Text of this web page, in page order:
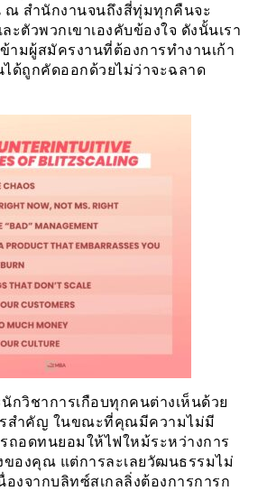
สำนักงานจนถึงสี่ทุ่มทุกคืนจะ
ะตัวพวกเขาเองคับข้องใจ ดังนั้นเรา
ามผู้สมัครงานที่ต้องการทำงานเก้า
ได้ถูกคัดออกด้วยไม่ว่าจะฉลาด
กวิชาการเกือบทุกคนต่างเห็นด้วย
สำคัญ ในขณะที่คุณมีความไม่มี
ถอดทนยอมให้ไฟใหม้ระหว่างการ
ของคุณ แต่การละเลยวัฒนธรรมไม่
องจากบลิทซ์สเกลลิ่งต้องการการก